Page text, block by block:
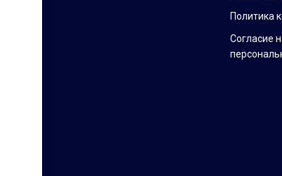
Политика
Согласие